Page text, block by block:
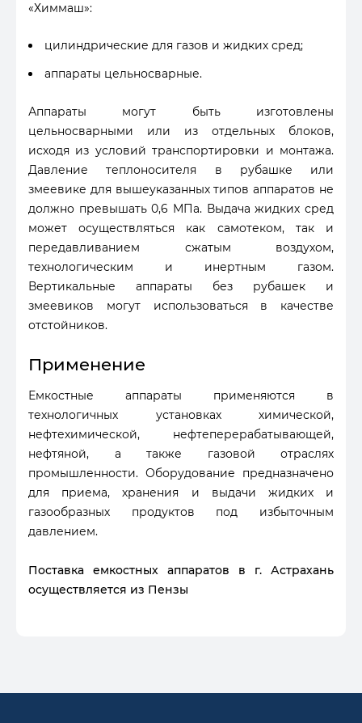
«Химмаш»:
цилиндрические для газов и жидких сред;
аппараты цельносварные.
Аппараты могут быть изготовлены
цельносварными или из отдельных блоков,
исходя из условий транспортировки и монтажа.
Давление теплоносителя в рубашке или
змеевике для вышеуказанных типов аппаратов не
должно превышать 0,6 МПа. Выдача жидких сред
может осуществляться как самотеком, так и
передавливанием сжатым воздухом,
технологическим и инертным газом.
Вертикальные аппараты без рубашек и
змеевиков могут использоваться в качестве
отстойников.
Применение
Емкостные аппараты применяются в
технологичных установках химической,
нефтехимической, нефтеперерабатывающей,
нефтяной, а также газовой отраслях
промышленности. Оборудование предназначено
для приема, хранения и выдачи жидких и
газообразных продуктов под избыточным
давлением.
Поставка емкостных аппаратов в г. Астрахань
осуществляется из Пензы